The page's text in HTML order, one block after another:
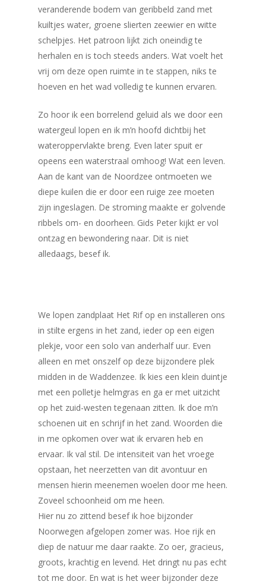
veranderende bodem van geribbeld zand met
kuiltjes water, groene slierten zeewier en witte
schelpjes. Het patroon lijkt zich oneindig te
herhalen en is toch steeds anders. Wat voelt het
vrij om deze open ruimte in te stappen, niks te
hoeven en het wad volledig te kunnen ervaren.
Zo hoor ik een borrelend geluid als we door een
watergeul lopen en ik m’n hoofd dichtbij het
wateroppervlakte breng. Even later spuit er
opeens een waterstraal omhoog! Wat een leven.
Aan de kant van de Noordzee ontmoeten we
diepe kuilen die er door een ruige zee moeten
zijn ingeslagen. De stroming maakte er golvende
ribbels om- en doorheen. Gids Peter kijkt er vol
ontzag en bewondering naar. Dit is niet
alledaags, besef ik.
We lopen zandplaat Het Rif op en installeren ons
in stilte ergens in het zand, ieder op een eigen
plekje, voor een solo van anderhalf uur. Even
alleen en met onszelf op deze bijzondere plek
midden in de Waddenzee. Ik kies een klein duintje
met een polletje helmgras en ga er met uitzicht
op het zuid-westen tegenaan zitten. Ik doe m’n
schoenen uit en schrijf in het zand. Woorden die
in me opkomen over wat ik ervaren heb en
ervaar. Ik val stil. De intensiteit van het vroege
opstaan, het neerzetten van dit avontuur en
mensen hierin meenemen woelen door me heen.
Zoveel schoonheid om me heen.
Hier nu zo zittend besef ik hoe bijzonder
Noorwegen afgelopen zomer was. Hoe rijk en
diep de natuur me daar raakte. Zo oer, gracieus,
groots, krachtig en levend. Het dringt nu pas echt
tot me door. En wat is het weer bijzonder deze